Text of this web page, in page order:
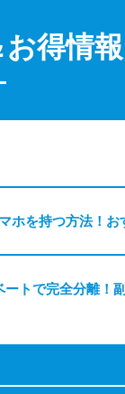
得情報
ホを持つ方法！
ートで完全分離！